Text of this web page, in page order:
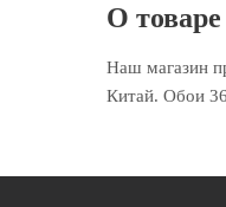
О товаре
Наш магазин
Китай. Обои